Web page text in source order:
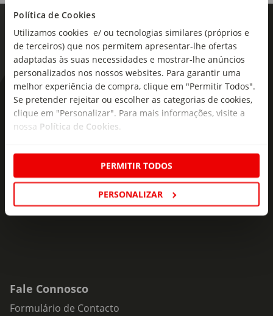
Política de Cookies
Utilizamos cookies e/ ou tecnologias similares (próprios e
de terceiros) que nos permitem apresentar-lhe ofertas
adaptadas às suas necessidades e mostrar-lhe anúncios
personalizados nos nossos websites. Para garantir uma
melhor experiência de compra, clique em "Permitir Todos".
Se pretender rejeitar ou escolher as categorias de cookies,
clique em "Personalizar". Para mais informações, visite a
nossa Política de Cookies
PERMITIR TODOS
PERSONALIZAR
As novidades mais frescas no
seu e-mail!
ofertas e novidades para si.
Insira o seu e-
Fale Connosco
Formulário de Contacto